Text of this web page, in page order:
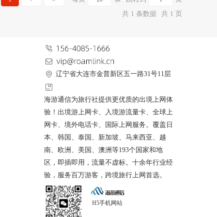
共 1 条数据
共 1 页
辽宁省大连市金普新区五一路31号11层
海游通信为旅行社提供更优质的出境上网体
验！出境游上网卡、入境游流量卡、全球上
网卡、境外电话卡、国际上网服务。覆盖日
本、韩国、泰国、新加坡、马来西亚、越
南、欧洲、美国、澳洲等193个国家和地
区，即插即用，流量不虚标。十余年行业经
验，服务百万游客，跨境旅行上网首选。
H5手机网站